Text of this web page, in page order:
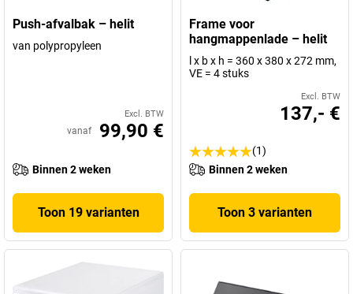
Push-afvalbak – helit
van polypropyleen
Excl. BTW
vanaf 99,90 €
Binnen 2 weken
Toon 19 varianten
Frame voor
hangmappenlade – helit
l x b x h = 360 x 380 x 272 mm,
VE = 4 stuks
Excl. BTW
137,- €
(1)
Binnen 2 weken
Toon 3 varianten